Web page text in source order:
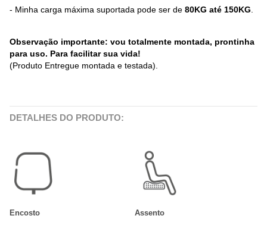
- Minha carga máxima suportada pode ser de 80KG até 150KG
Observação importante: vou totalmente montada, prontinha
para uso. Para facilitar sua vida!
(Produto Entregue montada e testada).
DETALHES DO PRODUTO:
Encosto Assento